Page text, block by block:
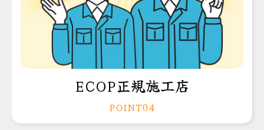
ECOP正規施工店
POINT04